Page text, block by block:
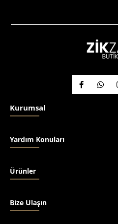
Kurumsal
Yardım Konuları
Ürünler
Bize Ulaşın